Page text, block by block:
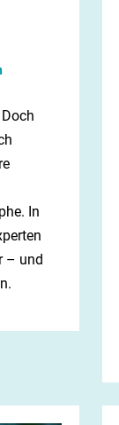
In
– und